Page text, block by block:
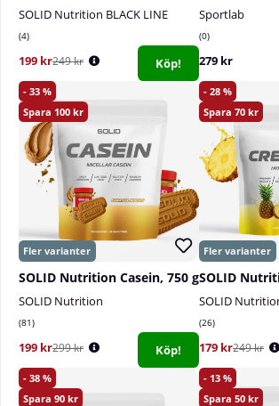
SOLID Nutrition BLACK LINE
4
199 kr249 kr Köp!
Sportlab
0
279 kr
33
100
SOLID Nutrition Casein, 750 g
SOLID Nutrition
81
199 kr299 kr Köp!
28
70
SOLID
26
179 kr249 kr
38
90
13
50